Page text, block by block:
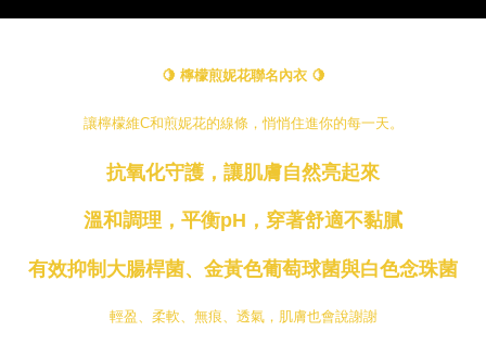
🍋 檸檬煎妮花聯名內衣 🍋
讓檸檬維C和煎妮花的線條，悄悄住進你的每一天。
抗氧化守護，讓肌膚自然亮起來
溫和調理，平衡pH，穿著舒適不黏膩
有效抑制大腸桿菌、金黃色葡萄球菌與白色念珠菌
輕盈、柔軟、無痕、透氣，肌膚也會說謝謝